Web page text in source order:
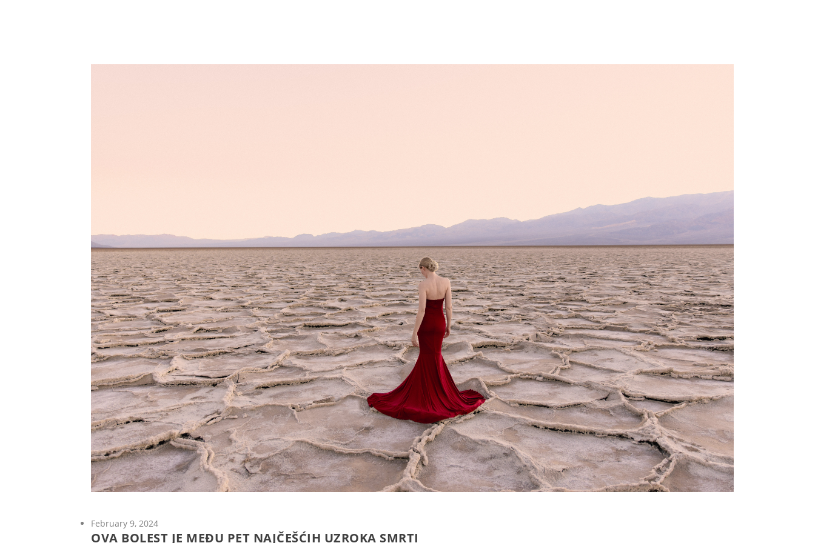
February 9, 2024
OVA BOLEST JE MEĐU PET NAJČEŠĆIH UZROKA SMRTI